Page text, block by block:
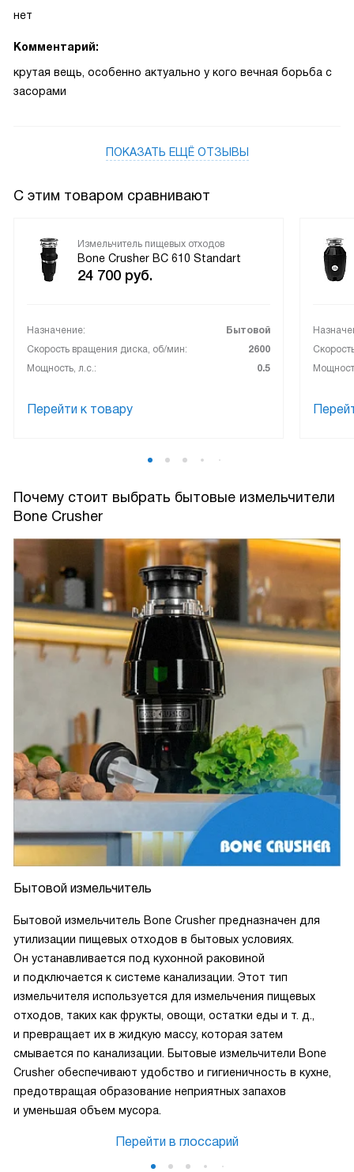
нет
Комментарий:
крутая вещь, особенно актуально у кого вечная борьба с
засорами
ПОКАЗАТЬ ЕЩЁ ОТЗЫВЫ
С этим товаром сравнивают
Измельчитель пищевых отходов
Bone Crusher BC 610 Standart
24 700 руб.
Назначение:
Бытовой
Скорость вращения диска, об/мин:
2600
Мощность, л.с.:
0.5
Перейти к товару
Почему стоит выбрать бытовые измельчители
Bone Crusher
Бытовой измельчитель
Бытовой измельчитель Bone Crusher предназначен для
утилизации пищевых отходов в бытовых условиях.
Он устанавливается под кухонной раковиной
и подключается к системе канализации. Этот тип
измельчителя используется для измельчения пищевых
отходов, таких как фрукты, овощи, остатки еды и т. д.,
и превращает их в жидкую массу, которая затем
смывается по канализации. Бытовые измельчители Bone
Crusher обеспечивают удобство и гигиеничность в кухне,
предотвращая образование неприятных запахов
и уменьшая объем мусора.
Перейти в глоссарий